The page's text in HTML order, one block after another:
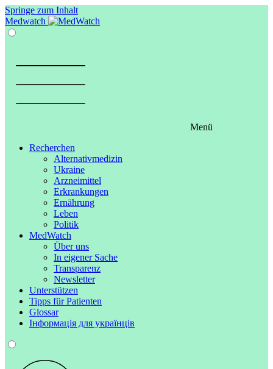
Springe zum Inhalt
Medwatch
Menü
Recherchen
Alternativmedizin
Ukraine
Arzneimittel
Erkrankungen
Ernährung
Leben
Politik
MedWatch
Über uns
In eigener Sache
Transparenz
Newsletter
Unterstützen
Tipps für Patienten
Glossar
Інформація для українців